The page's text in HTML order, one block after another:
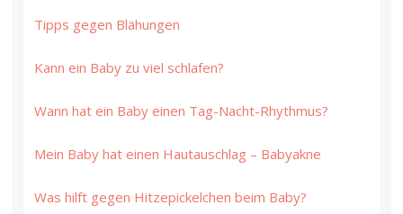
Tipps gegen Blähungen
Kann ein Baby zu viel schlafen?
Wann hat ein Baby einen Tag-Nacht-Rhythmus?
Mein Baby hat einen Hautauschlag – Babyakne
Was hilft gegen Hitzepickelchen beim Baby?